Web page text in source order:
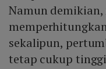
Namun
sekalipun,
tetap cukup